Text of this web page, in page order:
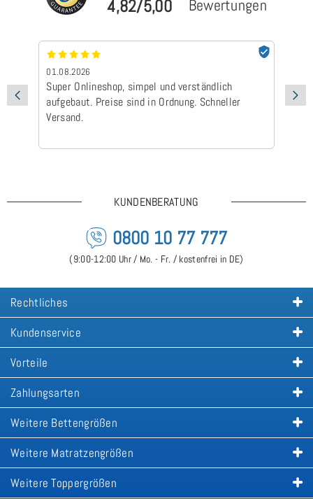
4,82/5,00
Bewertungen
01.08.2026
Super Onlineshop, simpel und verständlich
aufgebaut. Preise sind in Ordnung. Schneller
Versand.
KUNDENBERATUNG
0800 10 77 777
(9:00-12:00 Uhr / Mo. - Fr. / kostenfrei in DE)
Rechtliches
Kundenservice
Vorteile
Zahlungsarten
Weitere Bettengrößen
Weitere Matratzengrößen
Weitere Toppergrößen